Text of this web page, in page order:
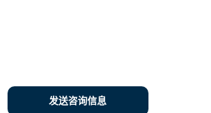
发送咨询信息